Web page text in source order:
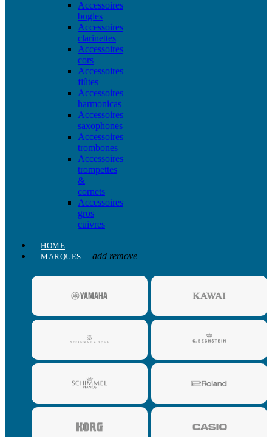
Accessoires
bugles
Accessoires
clarinettes
Accessoires
cors
Accessoires
flûtes
Accessoires
harmonicas
Accessoires
saxophones
Accessoires
trombones
Accessoires
trompettes
&
cornets
Accessoires
gros
cuivres
HOME
MARQUES
add remove